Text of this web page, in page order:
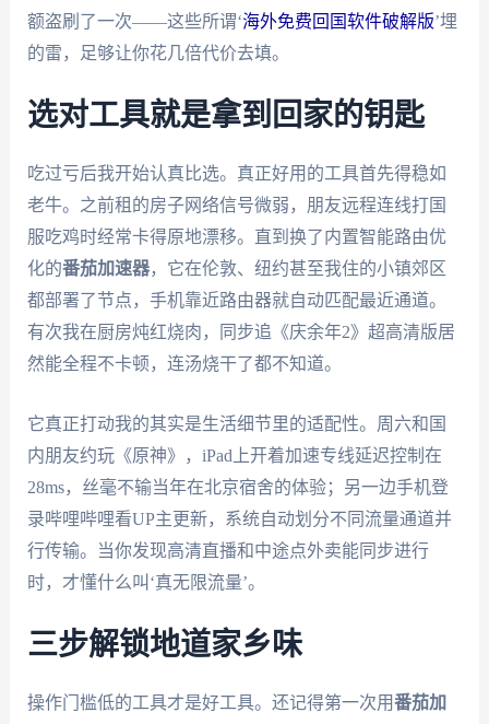
额盗刷了一次——这些所谓‘海外免费回国软件破解版’埋
的雷，足够让你花几倍代价去填。
选对工具就是拿到回家的钥匙
吃过亏后我开始认真比选。真正好用的工具首先得稳如
老牛。之前租的房子网络信号微弱，朋友远程连线打国
服吃鸡时经常卡得原地漂移。直到换了内置智能路由优
化的番茄加速器，它在伦敦、纽约甚至我住的小镇郊区
都部署了节点，手机靠近路由器就自动匹配最近通道。
有次我在厨房炖红烧肉，同步追《庆余年2》超高清版居
然能全程不卡顿，连汤烧干了都不知道。
它真正打动我的其实是生活细节里的适配性。周六和国
内朋友约玩《原神》，iPad上开着加速专线延迟控制在
28ms，丝毫不输当年在北京宿舍的体验；另一边手机登
录哔哩哔哩看UP主更新，系统自动划分不同流量通道并
行传输。当你发现高清直播和中途点外卖能同步进行
时，才懂什么叫‘真无限流量’。
三步解锁地道家乡味
操作门槛低的工具才是好工具。还记得第一次用番茄加